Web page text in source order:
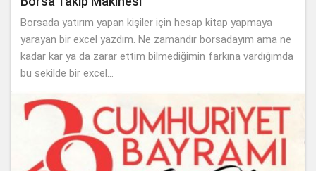
Borsada yatırım yapan kişiler için hesap kitap yapmaya
yarayan bir excel yazdım. Ne zamandır borsadayım ama ne
kadar kar ya da zarar ettim bilmediğimin farkına vardığımda
bu şekilde bir excel...